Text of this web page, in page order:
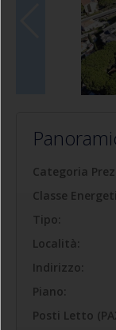
Categoria
Classe
Tipo:
Località:
Indirizzo:
Piano:
Posti Letto